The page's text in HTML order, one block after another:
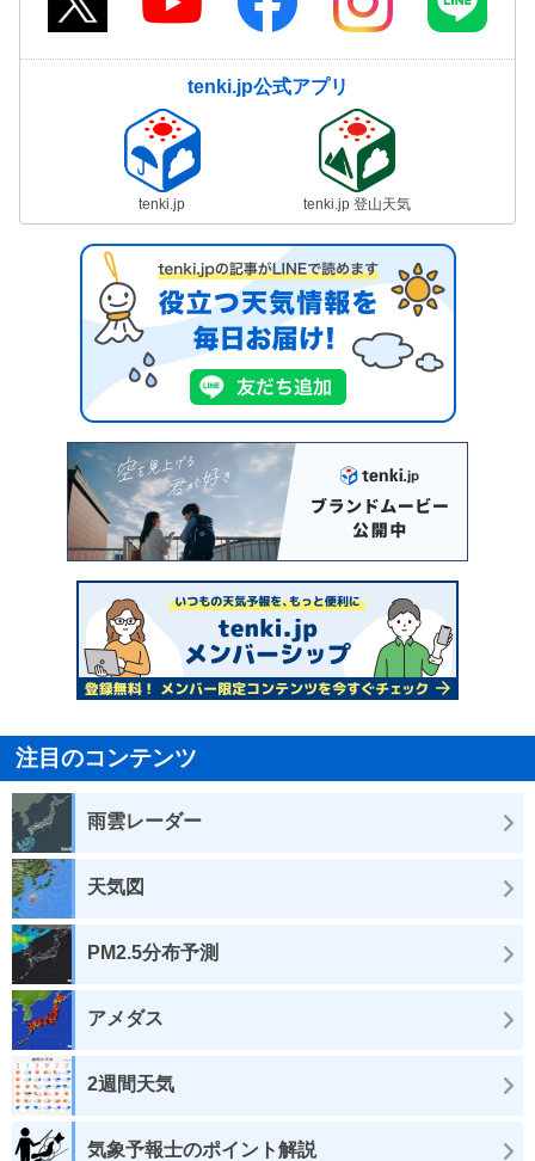
tenki.jp公式アプリ
tenki.jp tenki.jp 登山天気
注目のコンテンツ
雨雲レーダー
天気図
PM2.5分布予測
アメダス
2週間天気
気象予報士のポイント解説